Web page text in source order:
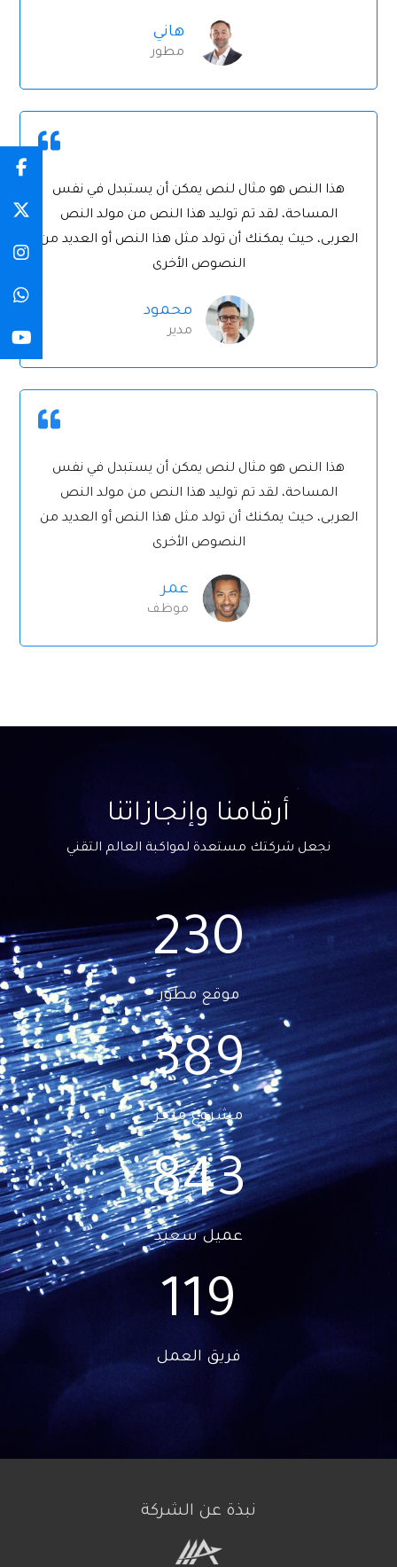
هاني
مطور
هذا النص هو مثال لنص يمكن أن يستبدل في نفس
المساحة، لقد تم توليد هذا النص من مولد النص
العربى، حيث يمكنك أن تولد مثل هذا النص أو العديد من
النصوص الأخرى
محمود
مدير
هذا النص هو مثال لنص يمكن أن يستبدل في نفس
المساحة، لقد تم توليد هذا النص من مولد النص
العربى، حيث يمكنك أن تولد مثل هذا النص أو العديد من
النصوص الأخرى
عمر
موظف
أرقامنا وإنجازاتنا
نجعل شركتك مستعدة لمواكبة العالم التقني
موقع مطور
230
مشروع منجز
390
عميل سعيد
844
فريق العمل
120
نبذة عن الشركة